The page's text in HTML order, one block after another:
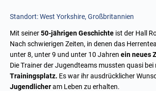
Standort: West Yorkshire, Großbritannien
Mit seiner50-jährigen Geschichte ist der Hall
Nach schwierigen Zeiten, in denen das
unter 8, unter 9 und unter 10 Jahren ein neues
Die Trainer der Jugendteams mussten quasi
Trainingsplatz. Es war ihr ausdrücklicher
Jugendlicheram Leben zu erhalten.